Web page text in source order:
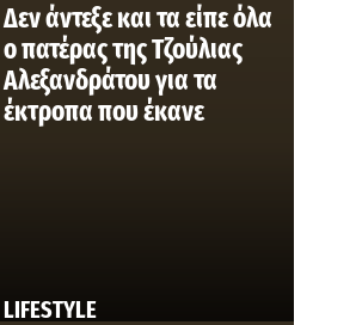
LIFESTYLE
Δεν άντεξε και τα είπε όλα
ο πατέρας της Τζούλιας
Αλεξανδράτου για τα
έκτροπα που έκανε